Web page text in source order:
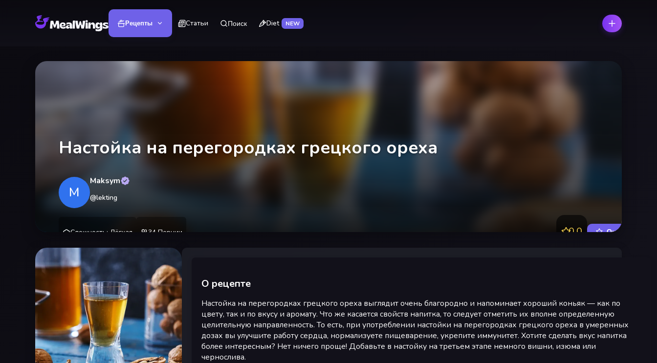
Рецепты Статьи Поиск Diet NEW
Настойка на перегородках грецкого ореха
M
Maksym
@lekting
Сложность : Лёгкая 34 Порции 0.0 Оценить
О рецепте
Настойка на перегородках грецкого ореха выглядит очень благородно и напоминает хороший коньяк — как по
цвету, так и по вкусу и аромату. Что же касается свойств напитка, то следует отметить их вполне определенную
целительную направленность. То есть, при употреблении настойки на перегородках грецкого ореха в умеренных
дозах вы улучшите работу сердца, нормализуете пищеварение, укрепите иммунитет. Хотите сделать вкус напитка
более интересным? Нет ничего проще! Добавьте в настойку на третьем этапе немного вишни, изюма или
чернослива.